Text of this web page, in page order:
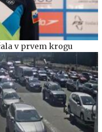
v prvem krogu